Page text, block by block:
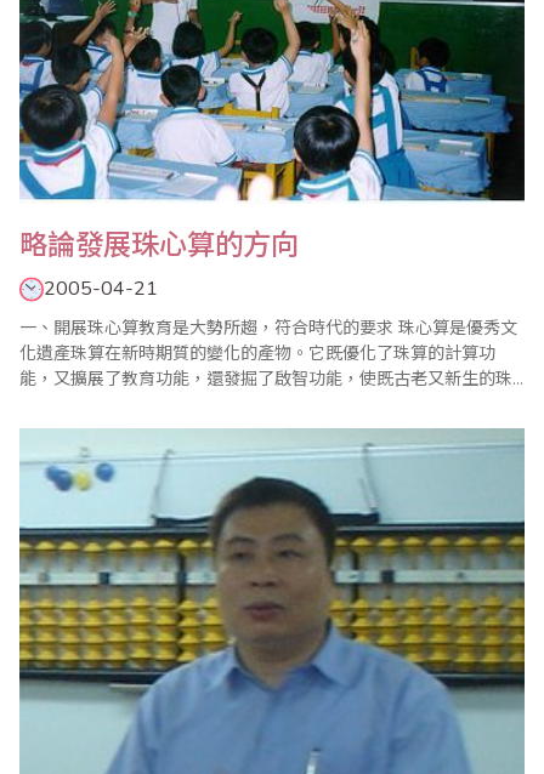
略論發展珠心算的方向
2005-04-21
一、開展珠心算教育是大勢所趨，符合時代的要求 珠心算是優秀文
化遺產珠算在新時期質的變化的產物。它既優化了珠算的計算功
能，又擴展了教育功能，還發掘了啟智功能，使既古老又新生的珠
技，將受世界人們所重視，必將為推動人類的進步做出應有的貢
獻。 （１）教育功能顯著 珠心算的教育功能已日益得到社會重視